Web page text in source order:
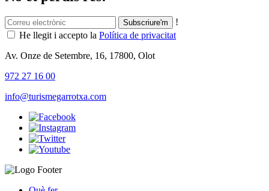
!
He llegit i accepto la Política de privacitat
Av. Onze de Setembre, 16, 17800, Olot
972 27 16 00
info@turismegarrotxa.com